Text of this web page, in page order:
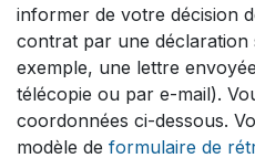
informer de votre décision
contrat par une déclaration
exemple, une lettre
télécopie ou par e-mail).
coordonnées ci-dessous.
modèle de formulaire de